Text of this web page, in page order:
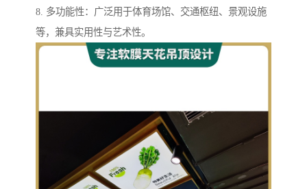
8. 多功能性：广泛用于体育场馆、交通枢纽、景观设施
等，兼具实用性与艺术性。